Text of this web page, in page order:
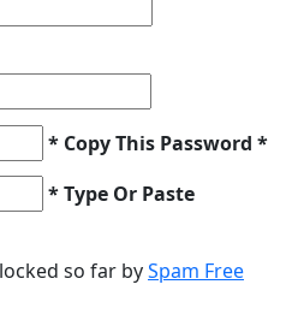
* Copy This Password *
* Type Or Paste
so far bySpam Free